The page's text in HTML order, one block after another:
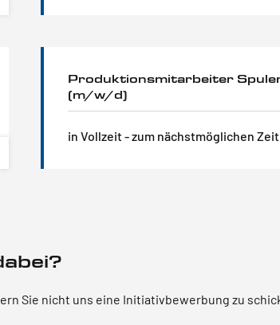
Produktionsmitarbeiter
(m/w/d)
in Vollzeit - zum nächstmöglichen
Sie nicht uns eine Initiativbewerbung zu